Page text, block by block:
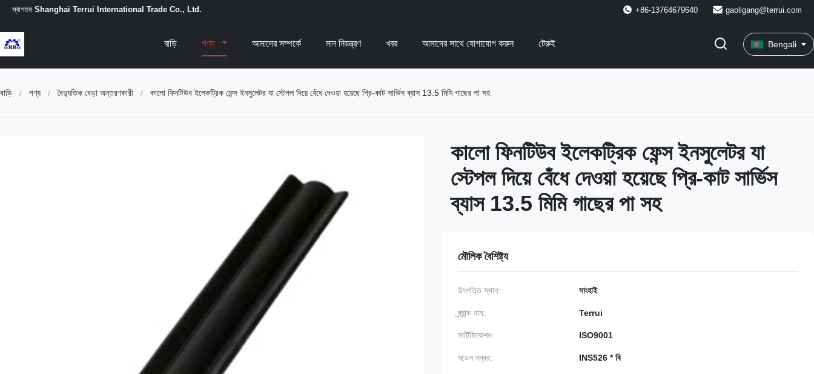
স্বাগতম Shanghai Terrui International Trade Co., Ltd. +86-13764679640 gaoligang@terrui.com
বাড়ি পণ্য আমাদের সম্পর্কে মান নিয়ন্ত্রণ খবর আমাদের সাথে যোগাযোগ করুন টেরুই Bengali
বাড়ি / পণ্য / বৈদ্যুতিক বেড়া অন্তরণকারী / কালো ফিনটিউব ইলেকট্রিক ফেন্স ইনসুলেটর যা স্টেপল দিয়ে বেঁধে দেওয়া হয়েছে প্রি-কাট সার্ভিস ব্যাস 13.5 মিমি গাছের পা সহ
কালো ফিনটিউব ইলেকট্রিক ফেন্স ইনসুলেটর যা
স্টেপল দিয়ে বেঁধে দেওয়া হয়েছে প্রি-কাট সার্ভিস
ব্যাস 13.5 মিমি গাছের পা সহ
মৌলিক বৈশিষ্ট্য
উৎপত্তি স্থান: সাংহাই
ব্র্যান্ড নাম: Terrui
সার্টিফিকেশন: ISO9001
মডেল নম্বর: INS526 * বি